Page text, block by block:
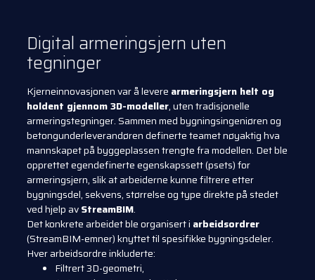
Digital armeringsjern uten
tegninger
Kjerneinnovasjonen var å levere armeringsjern helt og
holdent gjennom 3D-modeller, uten tradisjonelle
armeringstegninger. Sammen med bygningsingeniøren og
betongunderleverandøren definerte teamet nøyaktig hva
mannskapet på byggeplassen trengte fra modellen. Det ble
opprettet egendefinerte egenskapssett (psets) for
armeringsjern, slik at arbeiderne kunne filtrere etter
bygningsdel, sekvens, størrelse og type direkte på stedet
ved hjelp avStreamBIM.
Det konkrete arbeidet ble organisert i arbeidsordrer
(StreamBIM-emner) knyttet til spesifikke bygningsdeler.
Hver arbeidsordre inkluderte:
Filtrert 3D-geometri,